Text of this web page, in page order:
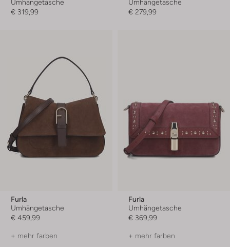
Umhängetasche
€ 319,99
Umhängetasche
€ 279,99
Furla
Umhängetasche
€ 459,99
+ mehr farben
Furla
Umhängetasche
€ 369,99
+ mehr farben